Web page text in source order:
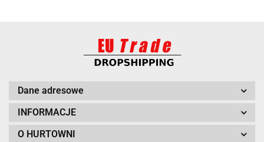
Dane adresowe
INFORMACJE
O HURTOWNI